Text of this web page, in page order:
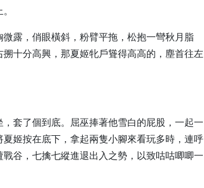
露，俏眼橫斜，粉臂平拖，松抱一彎秋月脂
十分高興，那夏姬牝戶聳得高高的，塵首往左
套了個到底。屈巫捧著他雪白的屁股，一起一
姬按在底下，拿起兩隻小腳來看玩多時，連呼
谷，七擒七縱進退出入之勢，以致咕咕唧唧一